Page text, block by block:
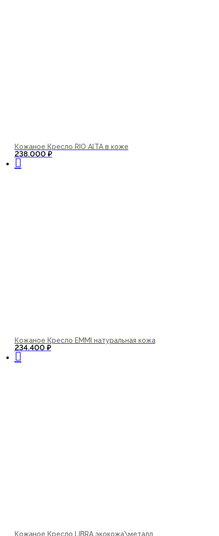
Кожаное Кресло RIO AlTA в коже
238.000 ₽
Кожаное Кресло EMMI натуральная кожа
234.400 ₽
Кожаное Кресло LIBRA экокожа\металл